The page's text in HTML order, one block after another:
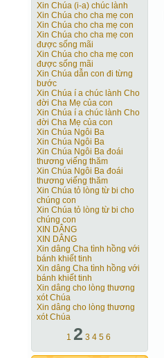
Xin Chúa (i-a) chúc lành
Xin Chúa cho cha mẹ con
Xin Chúa cho cha mẹ con
Xin Chúa cho cha mẹ con
được sống mãi
Xin Chúa cho cha mẹ con
được sống mãi
Xin Chúa dẫn con đi từng
bước
Xin Chúa í a chúc lành Cho
đời Cha Mẹ của con
Xin Chúa í a chúc lành Cho
đời Cha Mẹ của con
Xin Chúa Ngôi Ba
Xin Chúa Ngôi Ba
Xin Chúa Ngôi Ba đoái
thương viếng thăm
Xin Chúa Ngôi Ba đoái
thương viếng thăm
Xin Chúa tỏ lòng từ bi cho
chúng con
Xin Chúa tỏ lòng từ bi cho
chúng con
XIN DÂNG
XIN DÂNG
Xin dâng Cha tình hồng với
bánh khiết tinh
Xin dâng Cha tình hồng với
bánh khiết tinh
Xin dâng cho lòng thương
xót Chúa
Xin dâng cho lòng thương
xót Chúa
1 2 3 4 5 6